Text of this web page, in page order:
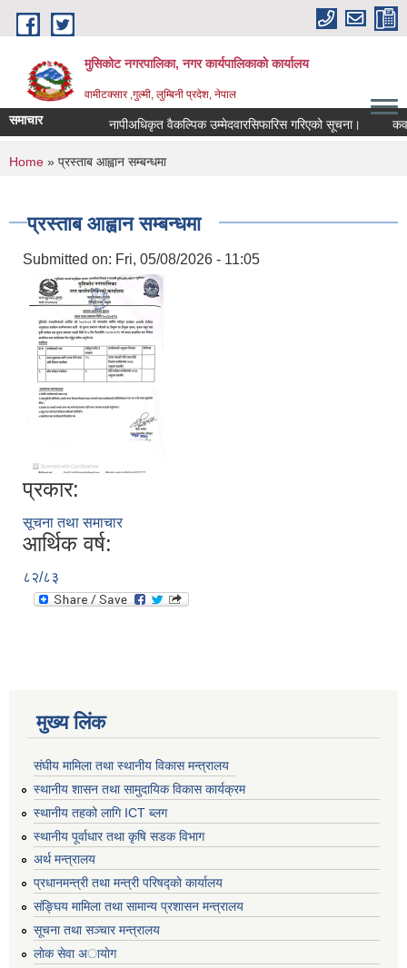
Skip to main content
मुसिकोट नगरपालिका, नगर कार्यपालिकाकाे कार्यालय
वामीटक्सार ,गुल्मी, लुम्बिनी प्रदेश, नेपाल
समाचार नापीअधिकृत वैकल्पिक उम्मेदवारसिफारिस गरिएको सूचना। कवाडी
You are here
Home » प्रस्ताब आह्वान सम्बन्धमा
प्रस्ताब आह्वान सम्बन्धमा
Submitted on: Fri, 05/08/2026 - 11:05
प्रकार:
सूचना तथा समाचार
आर्थिक वर्ष:
८२/८३
मुख्य लिंक
संघीय मामिला तथा स्थानीय विकास मन्त्रालय
स्थानीय शासन तथा सामुदायिक विकास कार्यक्रम
स्थानीय तहको लागि ICT ब्लग
स्थानीय पूर्वाधार तथा कृषि सडक विभाग
अर्थ मन्त्रालय
प्रधानमन्त्री तथा मन्त्री परिषद्काे कार्यालय
संङ्घिय मामिला तथा सामान्य प्रशासन मन्त्रालय
सूचना तथा सञ्चार मन्त्रालय
लाेक सेवा अायाेग